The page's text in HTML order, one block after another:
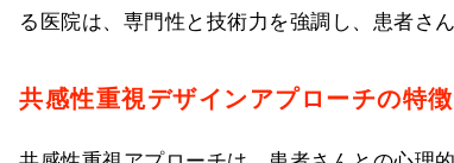
る医院は、専門性と技術力を強調し、患者さ
共感性重視デザインアプローチの特徴